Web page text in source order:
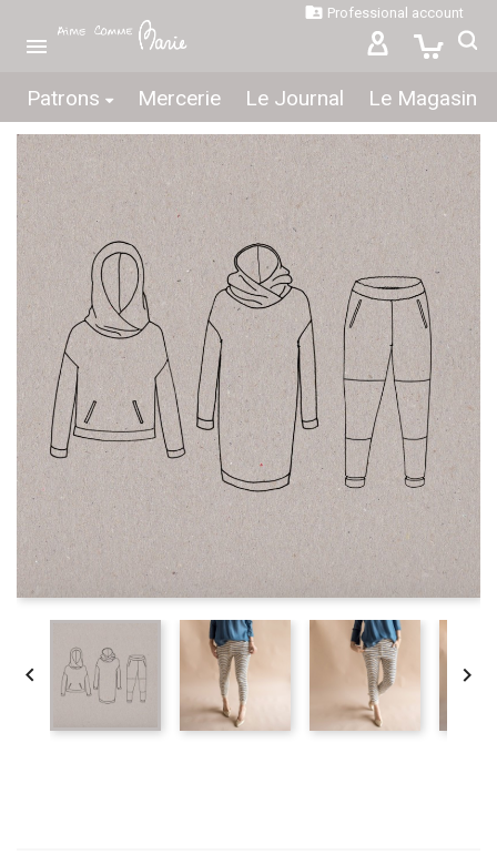
Patrons Mercerie Le Journal Le Magasin
 Professional account

 